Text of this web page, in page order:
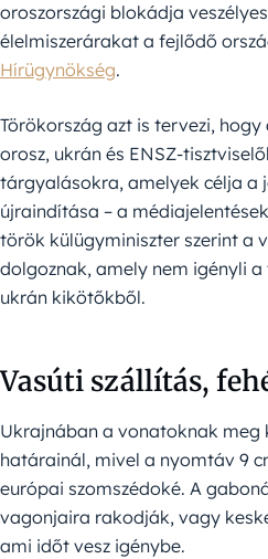
oroszországi blokádja
élelmiszerárakat a fejlődő
Hírügynökség.
Törökország azt is tervezi,
orosz, ukrán és ENSZ-
tárgyalásokra, amelyek célja a
újraindítása – a
török külügyminiszter szerint a
dolgoznak, amely nem igényli
ukrán kikötőkből.
Vasúti szállítás,
Ukrajnában a vonatoknak meg
határainál, mivel a nyomtáv 9
európai szomszédoké. A
vagonjaira rakodják, vagy
ami időt vesz igénybe.